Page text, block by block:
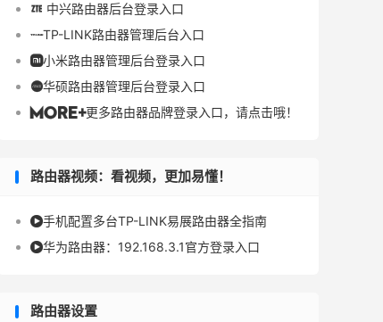
 中兴路由器后台登录入口
TP-LINK路由器管理后台入口
小米路由器管理后台登录入口
华硕路由器管理后台登录入口
更多路由器品牌登录入口，请点击哦！
路由器视频：看视频，更加易懂！
手机配置多台TP-LINK易展路由器全指南
华为路由器：192.168.3.1官方登录入口
路由器设置